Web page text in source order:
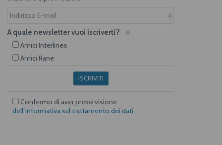
A quale newsletter vuoi iscriverti?
Amici Interlinea
Amici Rane
ISCRIVITI
Confermo di aver preso visione
dell’informativa sul trattamento dei dati